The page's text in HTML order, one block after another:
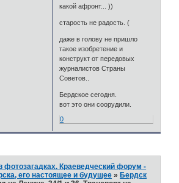
какой афронт... ))
старость не радость. (
даже в голову не пришло
такое изобретение и
конструкт от передовых
журналистов Страны
Советов..
Бердское сегодня.
вот это они соорудили.
0
Краеведческий форум -
его настоящее и будущее » Бердск